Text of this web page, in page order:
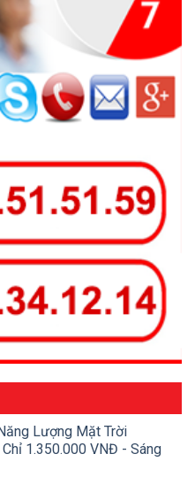
Lượng Mặt Trời
1.350.000 VNĐ - Sáng